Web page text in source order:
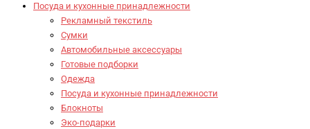
Посуда и кухонные принадлежности
Рекламный текстиль
Сумки
Автомобильные аксессуары
Готовые подборки
Одежда
Посуда и кухонные принадлежности
Блокноты
Эко-подарки